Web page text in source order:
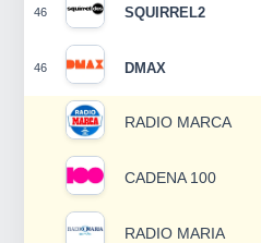
46 SQUIRREL2
46 DMAX
RADIO MARCA
CADENA 100
RADIO MARIA